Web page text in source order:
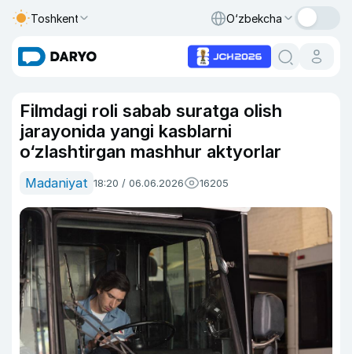
Toshkent O‘zbekcha
Filmdagi roli sabab suratga olish
jarayonida yangi kasblarni
o‘zlashtirgan mashhur aktyorlar
Madaniyat 18:20 / 06.06.2026 16205